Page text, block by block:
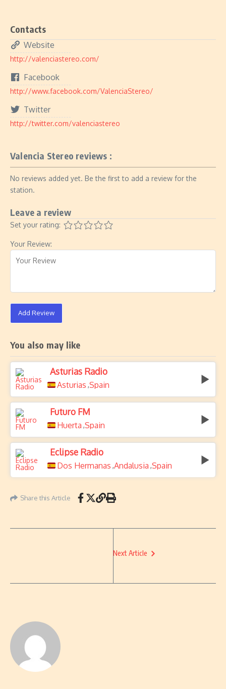
Contacts
Website
http://valenciastereo.com/
Facebook
http://www.facebook.com/ValenciaStereo/
Twitter
http://twitter.com/valenciastereo
Valencia Stereo reviews :
No reviews added yet. Be the first to add a review for the
station.
Leave a review
Set your rating:
Your Review:
Add Review
You also may like
Asturias Radio
Asturias ,Spain
Futuro FM
Huerta ,Spain
Eclipse Radio
Dos Hermanas ,Andalusia ,Spain
Share this Article
Next Article